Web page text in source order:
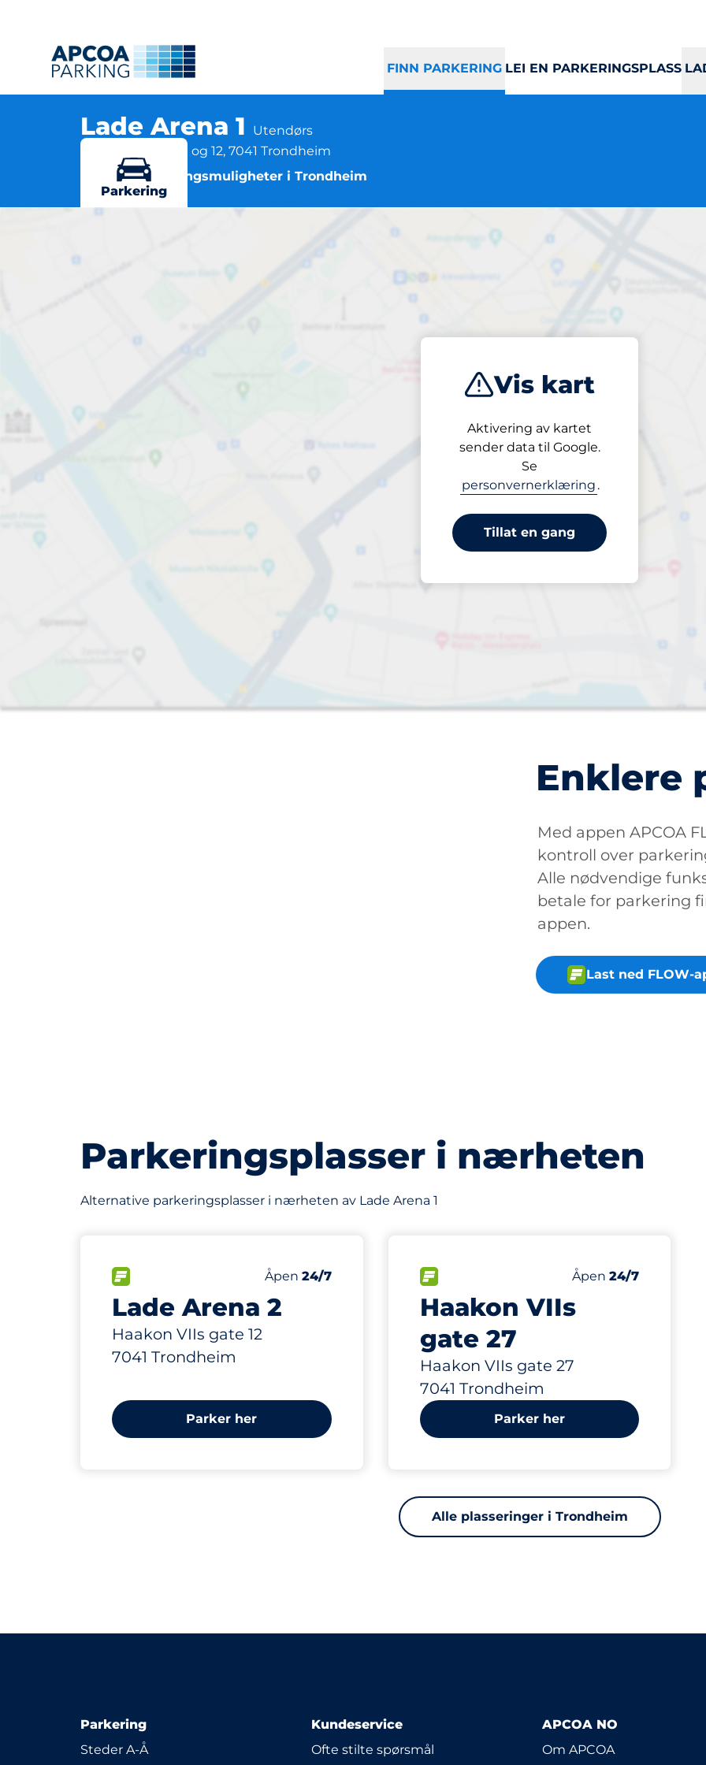
FINN PARKERING LEI EN PARKERINGSPLASS
Lade Arena 1
Utendørs
Håkon VII gt 8-10 og 12, 7041 Trondheim
Flere parkeringsmuligheter i Trondheim
Vis kart
Aktivering av kartet
sender data til Google.
Se
personvernerklæring .
Tillat en gang
Parkering
Lade Arena 1
Åpen nå
Enklere
Med appen APCOA
kontroll over
Alle nødvendige
betale for parkering
appen.
Last ned FLOW-
Parkeringsplasser i nærheten
Alternative parkeringsplasser i nærheten av Lade Arena 1
Lade Arena 2
Haakon VIIs gate 12
7041 Trondheim
Antall parkeringsplasser:
Parkeringsplasser&nbsp
770
Torsdag&nbsp
Åpen 24/7
25 m
Parker her
Haakon VIIs
gate 27
Haakon VIIs gate 27
7041 Trondheim
Antall
200
Torsdag&nbsp
Åpen24/7
330 m
Parker her
Alle plasseringer i Trondheim
Parkering
Steder A-Å
Kundeservice
Ofte stilte spørsmål
APCOA NO
Om APCOA